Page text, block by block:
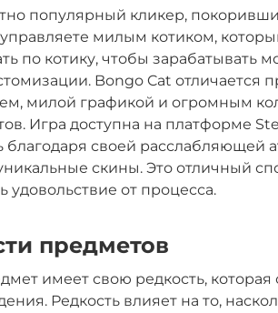
популярный кликер,
милым котиком,
по котику, чтобы зарабатывать
Bongo Cat отличается
милой графикой и огромным
Игра доступна на платформе
благодаря своей расслабляющей
скины. Это отличный
удовольствие от процесса.
предметов
имеет свою редкость, которая
Редкость влияет на то,